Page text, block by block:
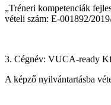
„Tréneri kompetenciák
vételi szám: E-001892/
3. Cégnév: VUCA-ready
A képző nyilvántartásba